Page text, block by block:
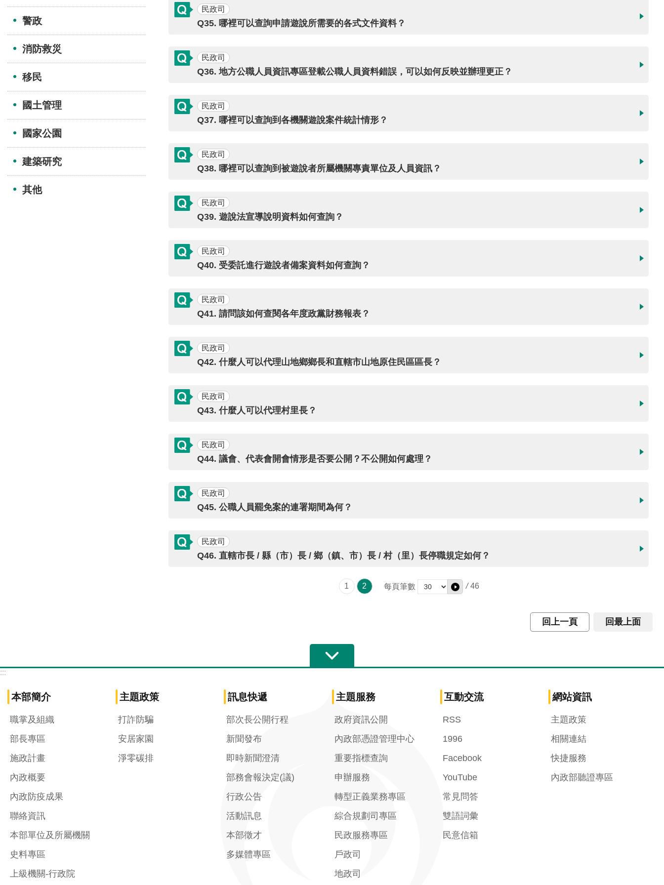
警政
消防救災
移民
國土管理
國家公園
建築研究
其他
民政司
Q35. 哪裡可以查詢申請遊說所需要的各式文件資料？
民政司
Q36. 地方公職人員資訊專區登載公職人員資料錯誤，可以如何反映並辦理更正？
民政司
Q37. 哪裡可以查詢到各機關遊說案件統計情形？
民政司
Q38. 哪裡可以查詢到被遊說者所屬機關專責單位及人員資訊？
民政司
Q39. 遊說法宣導說明資料如何查詢？
民政司
Q40. 受委託進行遊說者備案資料如何查詢？
民政司
Q41. 請問該如何查閱各年度政黨財務報表？
民政司
Q42. 什麼人可以代理山地鄉鄉長和直轄市山地原住民區區長？
民政司
Q43. 什麼人可以代理村里長？
民政司
Q44. 議會、代表會開會情形是否要公開？不公開如何處理？
民政司
Q45. 公職人員罷免案的連署期間為何？
民政司
Q46. 直轄市長 / 縣（市）長 / 鄉（鎮、市）長 / 村（里）長停職規定如何？
1 2 每頁筆數 / 46
回上一頁 回最上面
:::
本部簡介
職掌及組織
部長專區
施政計畫
內政概要
內政防疫成果
聯絡資訊
本部單位及所屬機關
史料專區
上級機關-行政院
主題政策
打詐防騙
安居家園
淨零碳排
訊息快遞
部次長公開行程
新聞發布
即時新聞澄清
部務會報決定(議)
行政公告
活動訊息
本部徵才
多媒體專區
主題服務
政府資訊公開
內政部憑證管理中心
重要指標查詢
申辦服務
轉型正義業務專區
綜合規劃司專區
民政服務專區
戶政司
地政司
互動交流
RSS
1996
Facebook
YouTube
常見問答
雙語詞彙
民意信箱
網站資訊
主題政策
相關連結
快捷服務
內政部聽證專區